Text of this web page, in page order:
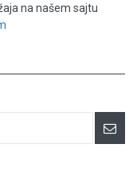
na našem sajtu